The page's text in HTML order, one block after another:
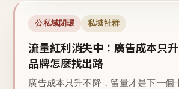
公私域閉環 私域社群
流量紅利消失中：廣告成本只
品牌怎麼找出路
廣告成本只升不降，留量才是下一個